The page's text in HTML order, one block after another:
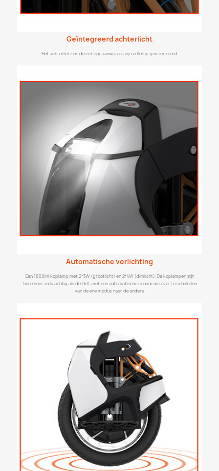
Geïntegreerd achterlicht
Het achterlicht en de richtingaanwijzers zijn volledig geïntegreerd
Automatische verlichting
Een 1600lm koplamp met 2*5W (grootlicht) en 2*4W (dimlicht). De koplampen zijn
twee keer zo krachtig als de 16X, met een automatische sensor om over te schakelen
van de ene modus naar de andere